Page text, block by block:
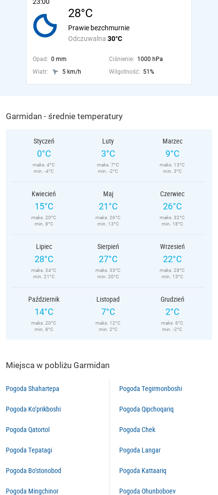
28°C
Odczuwalna 30°C
Prawie bezchmurnie
Opad: 0 mm Ciśnienie: 1000 hPa
Wiatr:
5 km/h Wilgotność: 51%
Garmidan - średnie temperatury
Styczeń
0°C
maks. 4°C
min. -4°C
Luty
3°C
maks. 7°C
min. -2°C
Marzec
9°C
maks. 13°C
min. 3°C
Kwiecień
15°C
maks. 20°C
min. 8°C
Maj
21°C
maks. 26°C
min. 13°C
Czerwiec
26°C
maks. 32°C
min. 18°C
Lipiec
28°C
maks. 34°C
min. 21°C
Sierpień
27°C
maks. 33°C
min. 20°C
Wrzesień
22°C
maks. 28°C
min. 15°C
Październik
14°C
maks. 20°C
min. 8°C
Listopad
7°C
maks. 12°C
min. 2°C
Grudzień
2°C
maks. 6°C
min. -2°C
Miejsca w pobliżu Garmidan
Pogoda Shahartepa
Pogoda Ko‘prikboshi
Pogoda Qatortol
Pogoda Tepatagi
Pogoda Bo‘stonobod
Pogoda Mingchinor
Pogoda Tegirmonboshi
Pogoda Qipchoqariq
Pogoda Chek
Pogoda Langar
Pogoda Kattaariq
Pogoda Ohunboboev